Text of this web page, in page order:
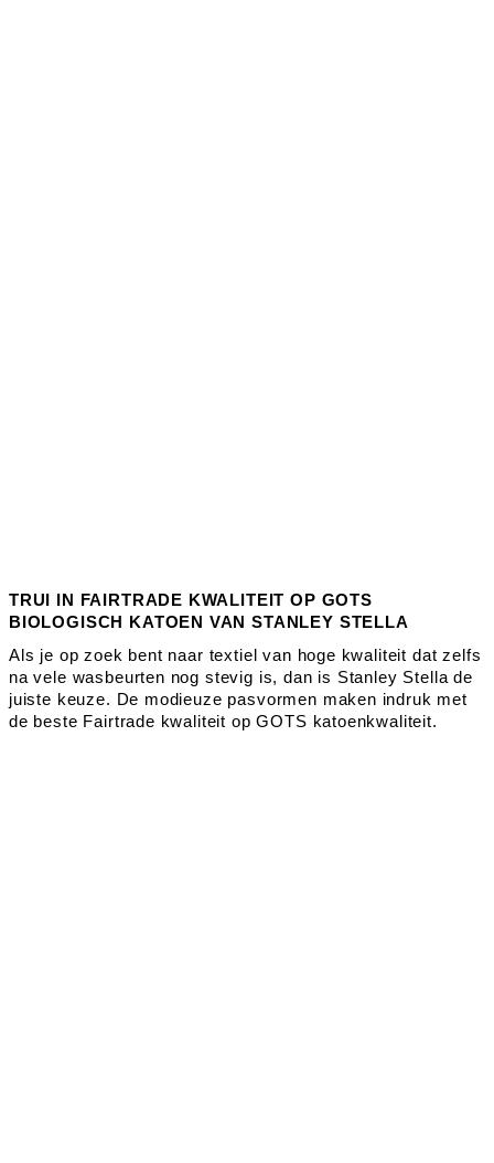
TRUI IN FAIRTRADE KWALITEIT OP GOTS
BIOLOGISCH KATOEN VAN STANLEY STELLA
Als je op zoek bent naar textiel van hoge kwaliteit dat zelfs
na vele wasbeurten nog stevig is, dan is Stanley Stella de
juiste keuze. De modieuze pasvormen maken indruk met
de beste Fairtrade kwaliteit op GOTS katoenkwaliteit.